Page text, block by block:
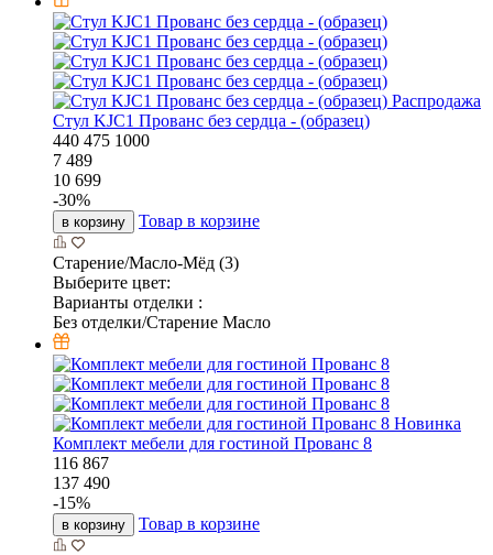
Распродажа
Стул KJC1 Прованс без сердца - (образец)
440 475 1000
7 489
10 699
-30%
в корзину Товар в корзине
Старение/Масло-Мёд (3)
Выберите цвет:
Варианты отделки :
Без отделки/Старение Масло
Новинка
Комплект мебели для гостиной Прованс 8
116 867
137 490
-15%
в корзину Товар в корзине